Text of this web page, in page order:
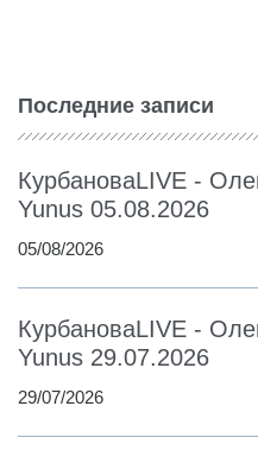
Последние записи
КурбановаLIVE -
Yunus 05.08.2026
05/08/2026
КурбановаLIVE -
Yunus 29.07.2026
29/07/2026